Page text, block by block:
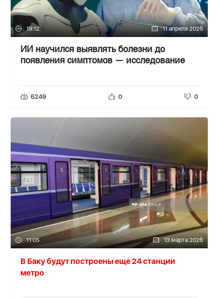
19:12 11 апреля 2026
ИИ научился выявлять болезни до
появления симптомов — исследование
6249 0 0
11:05 13 марта 2026
В Баку будут построены еще 24 станции
метро